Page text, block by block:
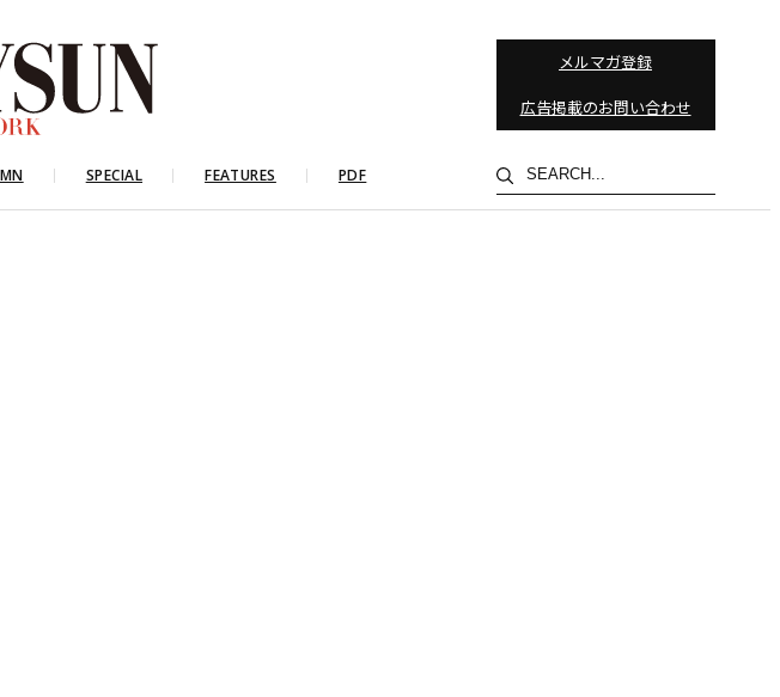
メルマガ登録
広告掲載のお問い合わせ
SPECIAL FEATURES PDF
検
索